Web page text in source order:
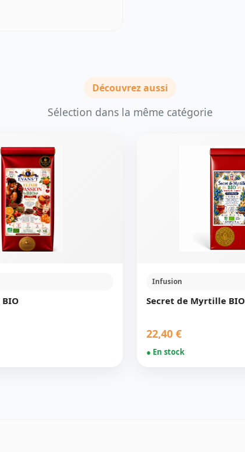
Découvrez aussi
Sélection dans la même catégorie
Infusion
Secret de Myrtille BIO
22,40 €
● En stock